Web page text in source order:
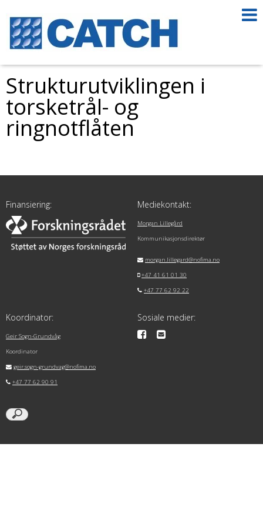
Strukturutviklingen i
torsketrål- og
ringnotflåten
Finansiering: Mediekontakt:
Morgan Lillegård
Kommunikasjonsdirektør
morgan.lillegard@nofima.no
+47 41 61 01 30
+47 77 62 92 22
Koordinator:
Geir Sogn-Grundvåg
Koordinator
geir.sogn-grundvag@nofima.no
+47 77 62 90 91
Sosiale medier: